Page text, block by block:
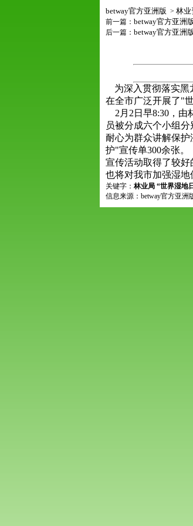
betway官方亚洲版 > 林业
前一篇： betway官方亚洲
后一篇： betway官方亚洲
为深入贯彻落实黑
在全市广泛开展了"
2月2日早8:30，由
员被分成六个小组
耐心为群众讲解保
护"宣传单300余张。
宣传活动取得了较好
也将对我市加强湿地
关键字： 林业局 “世界湿地
信息来源：betway官方亚洲